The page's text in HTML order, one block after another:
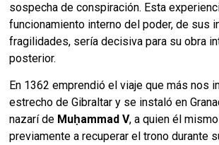
sospecha de conspiración. Esta
funcionamiento interno del poder, de sus
fragilidades, sería decisiva para su obra
posterior.
En 1362 emprendió el viaje que más nos
estrecho de Gibraltar y se instaló en
nazarí de Muḥammad V, a quien él
previamente a recuperar el trono durante